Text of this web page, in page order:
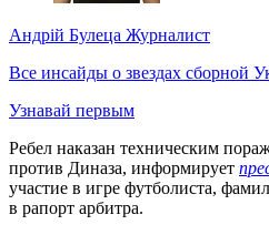
Андрій Булеца Журналист
Все инсайды о звездах сборной
Узнавай первым
Ребел наказан техническим
против Диназа, информирует
участие в игре футболиста,
в рапорт арбитра.